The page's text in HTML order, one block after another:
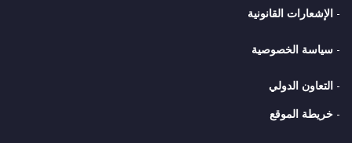
- الإشعارات القانونية
- سياسة الخصوصية
- التعاون الدولي
- خريطة الموقع